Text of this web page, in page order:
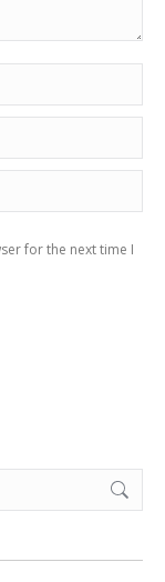
for the next time I